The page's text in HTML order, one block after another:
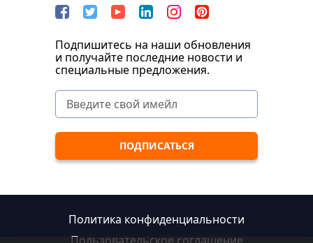
Подпишитесь на наши обновления
и получайте последние новости и
специальные предложения.
Политика конфиденциальности